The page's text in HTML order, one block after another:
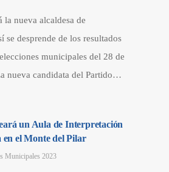
la nueva alcaldesa de
se desprende de los resultados
municipales del 28 de
nueva candidata del Partido…
un Aula de Interpretación
en el Monte del Pilar
Municipales 2023